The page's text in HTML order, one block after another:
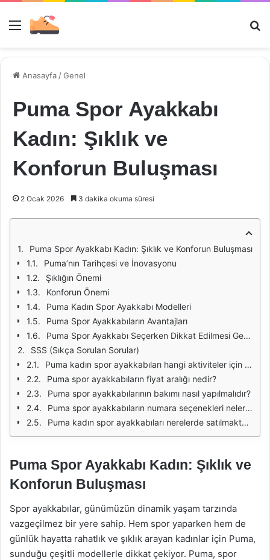
Menü
Anasayfa /Genel
Puma Spor Ayakkabı
Kadın: Şıklık ve
Konforun Buluşması
2 Ocak 2026 3 dakika okuma süresi
Puma Spor Ayakkabı Kadın: Şıklık ve Konforun Buluşması
Puma’nın Tarihçesi ve İnovasyonu
Şıklığın Önemi
Konforun Önemi
Puma Kadın Spor Ayakkabı Modelleri
Puma Spor Ayakkabıların Avantajları
Puma Spor Ayakkabı Seçerken Dikkat Edilmesi Gerekenler
SSS (Sıkça Sorulan Sorular)
Puma kadın spor ayakkabıları hangi aktiviteler için uygundur?
Puma spor ayakkabıların fiyat aralığı nedir?
Puma spor ayakkabılarının bakımı nasıl yapılmalıdır?
Puma spor ayakkabıların numara seçenekleri nelerdir?
Puma kadın spor ayakkabıları nerelerde satılmaktadır?
Puma Spor Ayakkabı Kadın: Şıklık ve
Konforun Buluşması
Spor ayakkabılar, günümüzün dinamik yaşam tarzında
vazgeçilmez bir yere sahip. Hem spor yaparken hem de
günlük hayatta rahatlık ve şıklık arayan kadınlar için Puma,
sunduğu çeşitli modellerle dikkat çekiyor. Puma, spor